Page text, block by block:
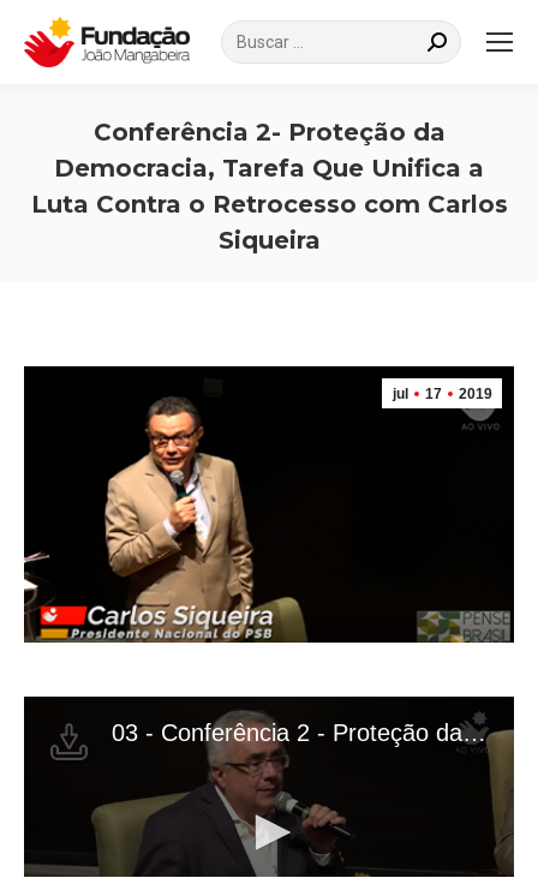
Search:
Conferência 2- Proteção da
Democracia, Tarefa Que Unifica a
Luta Contra o Retrocesso com Carlos
Siqueira
jul 17 2019